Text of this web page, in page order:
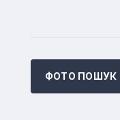
ФОТО ПОШУК